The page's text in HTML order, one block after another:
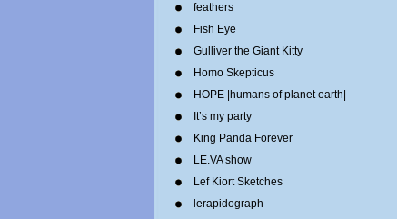
feathers
Fish Eye
Gulliver the Giant Kitty
Homo Skepticus
HOPE |humans of planet earth|
It’s my party
King Panda Forever
LE.VA show
Lef Kiort Sketches
lerapidograph